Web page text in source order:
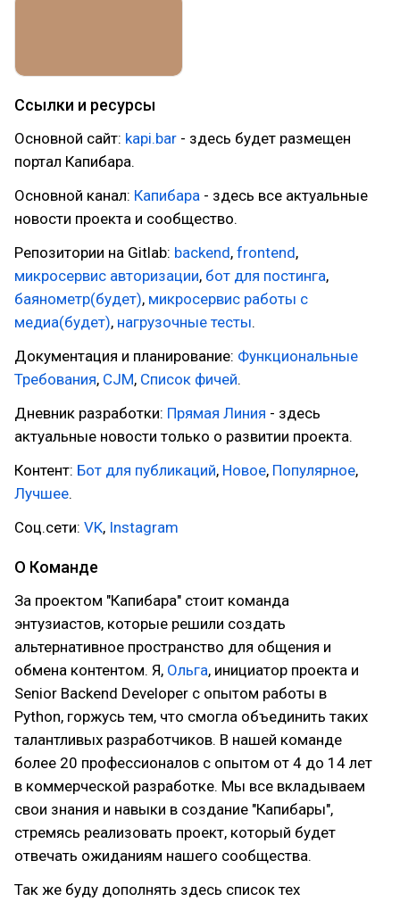
Ссылки и ресурсы
Основной сайт: kapi.bar - здесь будет размещен
портал Капибара.
Основной канал: Капибара - здесь все актуальные
новости проекта и сообщество.
Репозитории на Gitlab: backend, frontend,
микросервис авторизации, бот для постинга,
баянометр(будет), микросервис работы с
медиа(будет), нагрузочные тесты.
Документация и планирование: Функциональные
Требования, CJM, Список фичей.
Дневник разработки: Прямая Линия - здесь
актуальные новости только о развитии проекта.
Контент: Бот для публикаций, Новое, Популярное,
Лучшее.
Соц.сети: VK, Instagram
О Команде
За проектом "Капибара" стоит команда
энтузиастов, которые решили создать
альтернативное пространство для общения и
обмена контентом. Я, Ольга, инициатор проекта и
Senior Backend Developer с опытом работы в
Python, горжусь тем, что смогла объединить таких
талантливых разработчиков. В нашей команде
более 20 профессионалов с опытом от 4 до 14 лет
в коммерческой разработке. Мы все вкладываем
свои знания и навыки в создание "Капибары",
стремясь реализовать проект, который будет
отвечать ожиданиям нашего сообщества.
Так же буду дополнять здесь список тех